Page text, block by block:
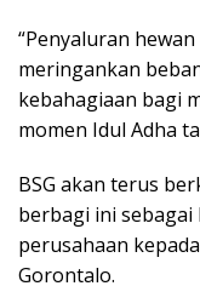
“Penyaluran
meringankan
kebahagiaan bagi
momen Idul Adha
BSG akan terus
berbagi ini
perusahaan
Gorontalo.